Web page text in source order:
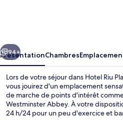
The
Westminster
Suivant
94+
PrésentationChambres
Lors de votre séjour dans Hotel Riu
vous jouirez d'un emplacement
de marche de points d'intérêt
Westminster Abbey. À votre
24 h/24 pour un peu d'exercice et